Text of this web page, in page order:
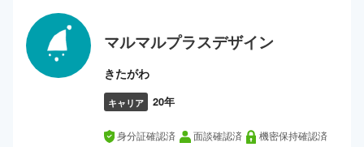
マルマルプラスデザイン
きたがわ
キャリア 20年
身分証確認済 面談確認済 機密保持確認済